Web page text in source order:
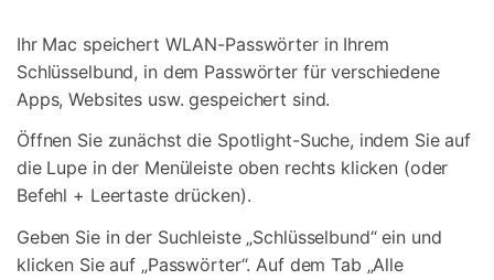
Ihr Mac speichert WLAN-Passwörter in Ihrem
Schlüsselbund, in dem Passwörter für verschiedene
Apps, Websites usw. gespeichert sind.
Öffnen Sie zunächst die Spotlight-Suche, indem Sie auf
die Lupe in der Menüleiste oben rechts klicken (oder
Befehl + Leertaste drücken).
Geben Sie in der Suchleiste „Schlüsselbund“ ein und
klicken Sie auf „Passwörter“. Auf dem Tab „Alle